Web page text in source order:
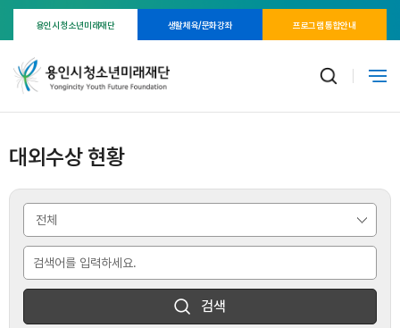
용인시 청소년미래재단 생활체육/문화강좌 프로그램 통합안내
대외수상 현황
검색